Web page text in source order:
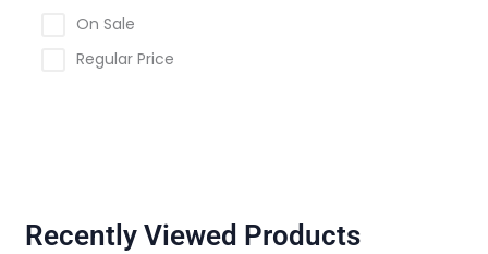
On Sale
Regular Price
Recently Viewed Products